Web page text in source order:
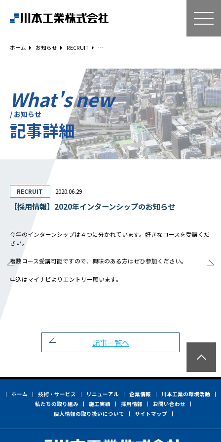
空気調和設備工事
リニューアル
建築工事
設備工事
企業情報
社長メッセージ
沿革
事業所一覧
私たちの取り組み
よこはまグッドバランス
地域志向CSR方針
ホーム お知らせ RECRUIT
What's new
/ お知らせ
記事詳細
RECRUIT 2020.06.29
【採用情報】2020年インターンシップのお知らせ
今年のインターンシップは４つに分かれています。好きなコースを受講くだ
さい。
複数コース受講可能ですので、興味のある方はぜひ参加ください。
申込はマイナビよりエントリー願います。
記事一覧へ
ホーム 技術・サービス リニューアル 企業情報
川本工業の環境活動
私たちの取り組み
施工実績 採用情報
お問い合わせ
個人情報の取り扱いについて
サイトマップ